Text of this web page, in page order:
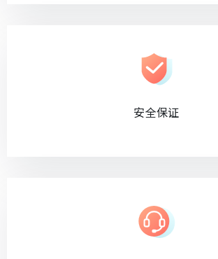
安全保证